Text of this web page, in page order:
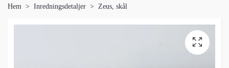
Hem Inredningsdetaljer Zeus, skål